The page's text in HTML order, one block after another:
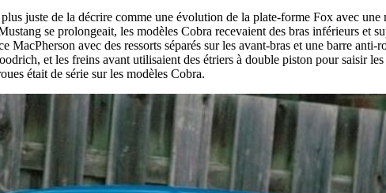
juste de la décrire comme une évolution de la plate-forme Fox avec
se prolongeait, les modèles Cobra recevaient des bras inférieurs et
avec des ressorts séparés sur les avant-bras et une barre
et les freins avant utilisaient des étriers à double piston pour saisir
était de série sur les modèles Cobra.